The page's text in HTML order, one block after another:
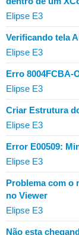
Elipse E3
Verificando tela
Elipse E3
Erro 8004FCBA-
Elipse E3
Criar Estrutura
Elipse E3
Error E00509:
Elipse E3
Problema com o
no Viewer
Elipse E3
Não esta